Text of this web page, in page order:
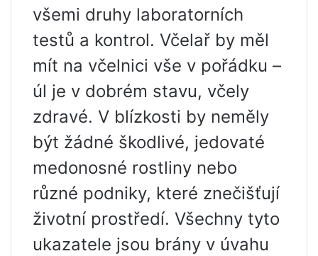
všemi druhy laboratorních
testů a kontrol. Včelař by měl
mít na včelnici vše v pořádku –
úl je v dobrém stavu, včely
zdravé. V blízkosti by neměly
být žádné škodlivé, jedovaté
medonosné rostliny nebo
různé podniky, které znečišťují
životní prostředí. Všechny tyto
ukazatele jsou brány v úvahu